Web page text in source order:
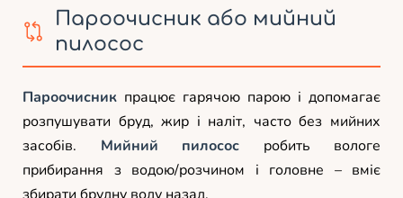
Пароочисник або мийний
пилосос
Пароочисник працює гарячою парою і допомагає
розпушувати бруд, жир і наліт, часто без мийних
засобів. Мийний пилосос робить вологе
прибирання з водою/розчином і головне – вміє